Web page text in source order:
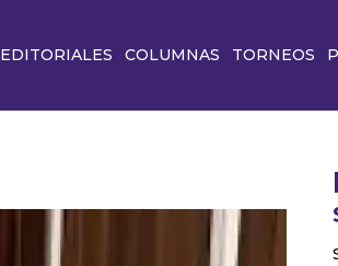
EDITORIALES COLUMNAS TORNEOS